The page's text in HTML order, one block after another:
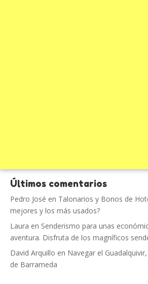
Últimos comentarios
Pedro José en Talonarios y Bonos de
mejores y los más usados?
Laura en Senderismo para unas
aventura. Disfruta de los magníficos
David Arquillo en Navegar el
de Barrameda